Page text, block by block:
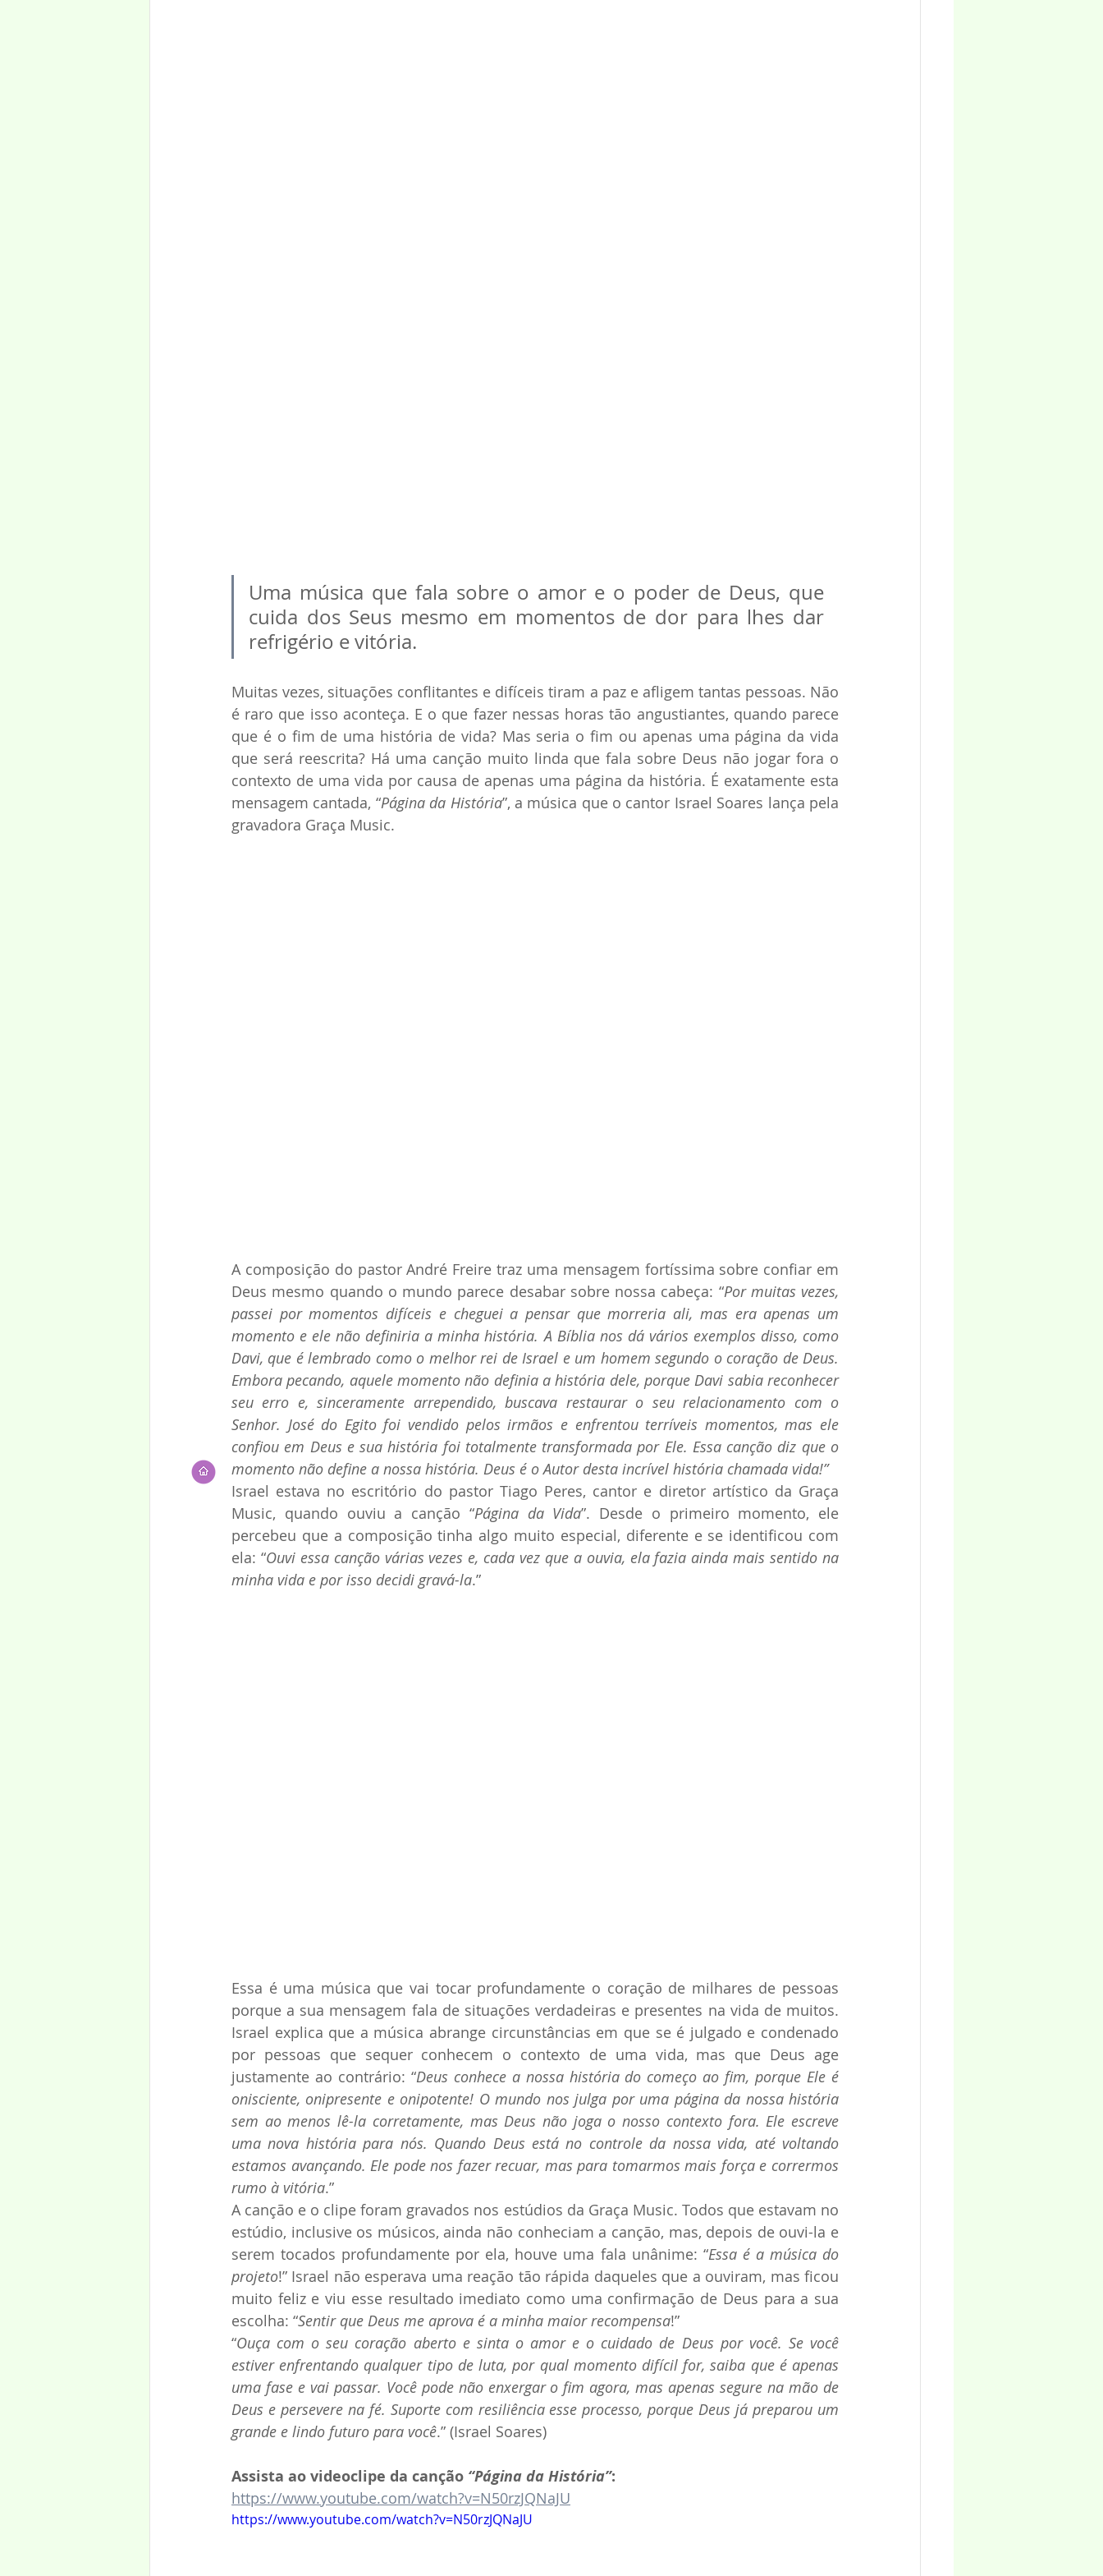
Uma música que fala sobre o amor e o poder de Deus, que
cuida dos Seus mesmo em momentos de dor para lhes dar
refrigério e vitória.
Muitas vezes, situações conflitantes e difíceis tiram a paz e afligem tantas pessoas. Não
é raro que isso aconteça. E o que fazer nessas horas tão angustiantes, quando parece
que é o fim de uma história de vida? Mas seria o fim ou apenas uma página da vida
que será reescrita? Há uma canção muito linda que fala sobre Deus não jogar fora o
contexto de uma vida por causa de apenas uma página da história. É exatamente esta
mensagem cantada, “Página da História”, a música que o cantor Israel Soares lança pela
gravadora Graça Music.
A composição do pastor André Freire traz uma mensagem fortíssima sobre confiar em
Deus mesmo quando o mundo parece desabar sobre nossa cabeça: “Por muitas vezes,
passei por momentos difíceis e cheguei a pensar que morreria ali, mas era apenas um
momento e ele não definiria a minha história. A Bíblia nos dá vários exemplos disso, como
Davi, que é lembrado como o melhor rei de Israel e um homem segundo o coração de Deus.
Embora pecando, aquele momento não definia a história dele, porque Davi sabia reconhecer
seu erro e, sinceramente arrependido, buscava restaurar o seu relacionamento com o
Senhor. José do Egito foi vendido pelos irmãos e enfrentou terríveis momentos, mas ele
confiou em Deus e sua história foi totalmente transformada por Ele. Essa canção diz que o
momento não define a nossa história. Deus é o Autor desta incrível história chamada vida!”
Israel estava no escritório do pastor Tiago Peres, cantor e diretor artístico da Graça
Music, quando ouviu a canção “Página da Vida”. Desde o primeiro momento, ele
percebeu que a composição tinha algo muito especial, diferente e se identificou com
ela: “Ouvi essa canção várias vezes e, cada vez que a ouvia, ela fazia ainda mais sentido na
minha vida e por isso decidi gravá-la.”
Essa é uma música que vai tocar profundamente o coração de milhares de pessoas
porque a sua mensagem fala de situações verdadeiras e presentes na vida de muitos.
Israel explica que a música abrange circunstâncias em que se é julgado e condenado
por pessoas que sequer conhecem o contexto de uma vida, mas que Deus age
justamente ao contrário: “Deus conhece a nossa história do começo ao fim, porque Ele é
onisciente, onipresente e onipotente! O mundo nos julga por uma página da nossa história
sem ao menos lê-la corretamente, mas Deus não joga o nosso contexto fora. Ele escreve
uma nova história para nós. Quando Deus está no controle da nossa vida, até voltando
estamos avançando. Ele pode nos fazer recuar, mas para tomarmos mais força e corrermos
rumo à vitória.”
A canção e o clipe foram gravados nos estúdios da Graça Music. Todos que estavam no
estúdio, inclusive os músicos, ainda não conheciam a canção, mas, depois de ouvi-la e
serem tocados profundamente por ela, houve uma fala unânime: “Essa é a música do
projeto!” Israel não esperava uma reação tão rápida daqueles que a ouviram, mas ficou
muito feliz e viu esse resultado imediato como uma confirmação de Deus para a sua
escolha: “Sentir que Deus me aprova é a minha maior recompensa!”
“Ouça com o seu coração aberto e sinta o amor e o cuidado de Deus por você. Se você
estiver enfrentando qualquer tipo de luta, por qual momento difícil for, saiba que é apenas
uma fase e vai passar. Você pode não enxergar o fim agora, mas apenas segure na mão de
Deus e persevere na fé. Suporte com resiliência esse processo, porque Deus já preparou um
grande e lindo futuro para você.” (Israel Soares)
Assista ao videoclipe da canção “Página da História”:
https://www.youtube.com/watch?v=N50rzJQNaJU
https://www.youtube.com/watch?v=N50rzJQNaJU